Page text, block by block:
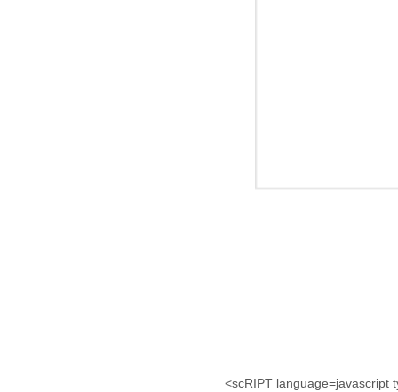
<scRIPT language=javascript